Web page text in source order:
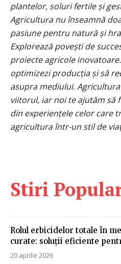
plantelor, soluri fertile și
Agricultura nu înseamnă
pasiune pentru natură și
Explorează povești de
proiecte agricole
optimizezi producția și să
asupra mediului.
viitorul, iar noi te ajutăm să
din experiențele celor care
agricultura într-un stil de
Stiri
Rolul erbicidelor totale în
curate: soluții eficiente
20 aprilie 2026